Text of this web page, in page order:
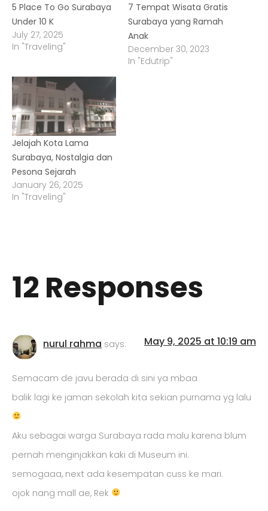
5 Place To Go Surabaya
Under 10 K
July 27, 2025
In "Traveling"
7 Tempat Wisata Gratis
Surabaya yang Ramah
Anak
December 30, 2023
In "Edutrip"
Jelajah Kota Lama
Surabaya, Nostalgia dan
Pesona Sejarah
January 26, 2025
In "Traveling"
12 Responses
nurul rahma says: May 9, 2025 at 10:19 am
Semacam de javu berada di sini ya mbaa
balik lagi ke jaman sekolah kita sekian purnama yg lalu
Aku sebagai warga Surabaya rada malu karena blum
pernah menginjakkan kaki di Museum ini.
semogaaa, next ada kesempatan cuss ke mari.
ojok nang mall ae, Rek